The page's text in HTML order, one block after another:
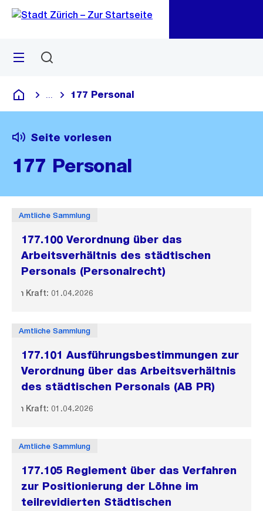
Navigation
Sprunglink
Menü
Deutsch
Blende alle Breadcrumbs ein
177 Personal
Seite vorlesen
177 Personal
Amtliche Sammlung
177.100 Verordnung über das
Arbeitsverhältnis des städtischen
Personals (Personalrecht)
In Kraft: 01.04.2026
Amtliche Sammlung
177.101 Ausführungsbestimmungen zur
Verordnung über das Arbeitsverhältnis
des städtischen Personals (AB PR)
In Kraft: 01.04.2026
Amtliche Sammlung
177.105 Reglement über das Verfahren
zur Positionierung der Löhne im
teilrevidierten Städtischen